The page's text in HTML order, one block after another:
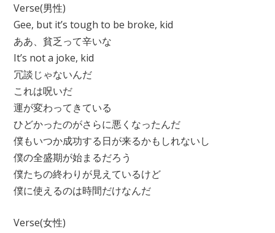
Verse(男性)
Gee, but it’s tough to be broke, kid
ああ、貧乏って辛いな
It’s not a joke, kid
冗談じゃないんだ
これは呪いだ
運が変わってきている
ひどかったのがさらに悪くなったんだ
僕もいつか成功する日が来るかもしれないし
僕の全盛期が始まるだろう
僕たちの終わりが見えているけど
僕に使えるのは時間だけなんだ
Verse(女性)